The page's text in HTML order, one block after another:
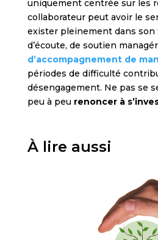
uniquement centrée sur les
collaborateur peut avoir le
exister pleinement dans son
d’écoute, de soutien
d’accompagnement de
périodes de difficulté
désengagement. Ne pas se
peu à peu renoncer à
À lire aussi